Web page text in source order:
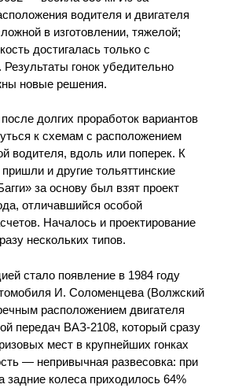
водителя и двигателя
в изготовлении, тяжелой;
достигалась только с
гонок убедительно
новые решения.
долгих проработок вариантов
к схемам с расположением
водителя, вдоль или поперек. К
и другие тольяттинские
за основу был взят проект
отличавшийся особой
Началось и проектирование
нескольких типов.
стало появление в 1984 году
И. Соломенцева (Волжский
расположением двигателя
передач ВАЗ-2108, который сразу
мест в крупнейших гонках
— непривычная развесовка: при
задние колеса приходилось 64%